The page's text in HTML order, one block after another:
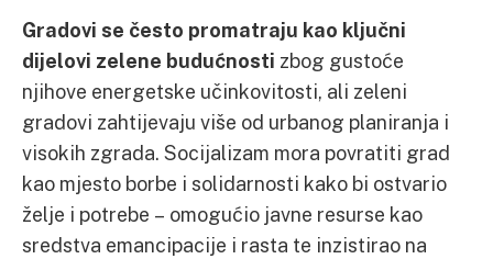
Gradovi se često promatraju kao ključni
dijelovi zelene budućnosti zbog gustoće
njihove energetske učinkovitosti, ali zeleni
gradovi zahtijevaju više od urbanog planiranja i
visokih zgrada. Socijalizam mora povratiti grad
kao mjesto borbe i solidarnosti kako bi ostvario
želje i potrebe – omogućio javne resurse kao
sredstva emancipacije i rasta te inzistirao na